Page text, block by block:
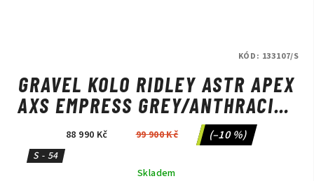
GRAVEL KOLO RIDLEY ASTR APEX
AXS EMPRESS GREY/ANTHRACITE
METALLIC
88 990 Kč 99 900 Kč (–10 %)
S - 54
Skladem
KÓD: 133107/S